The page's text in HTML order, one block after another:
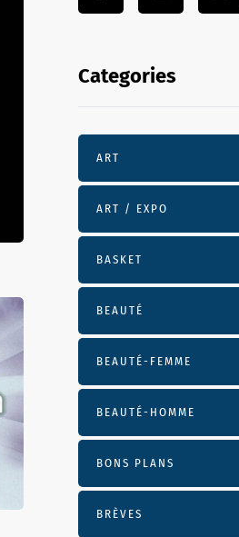
Categories
ART
ART / EXPO
BASKET
BEAUTÉ
BEAUTÉ-FEMME
BEAUTÉ-HOMME
BONS PLANS
BRÈVES